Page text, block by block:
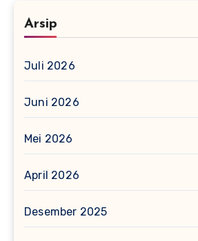
Arsip
Juli 2026
Juni 2026
Mei 2026
April 2026
Desember 2025